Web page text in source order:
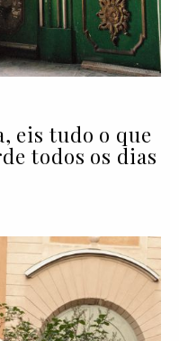
eis tudo o que
todos os dias